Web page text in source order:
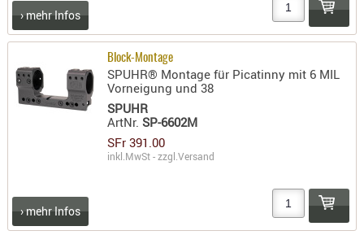
VISIERE
ZF-
› mehr Infos
Block-Montage
SPUHR® Montage für Picatinny mit 6 MIL
Vorneigung und 38
SPUHR
ArtNr.SP-6602M
SFr 391.00
inkl.MwSt - zzgl.Versand
› mehr Infos